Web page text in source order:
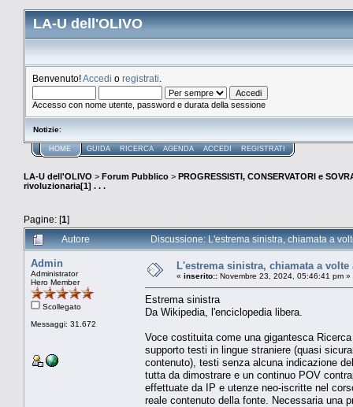
LA-U dell'OLIVO
Benvenuto!Accedi o registrati
Accesso con nome utente, password e durata della sessione
Notizie:
HOME GUIDA RICERCA AGENDA ACCEDI REGISTRATI
LA-U dell'OLIVO > Forum Pubblico > PROGRESSISTI, CONSERVATORI e
rivoluzionaria[1] . . .
Pagine: [1]
Autore
Discussione: L'estrema sinistra, chiamata a
Admin
Administrator
Hero Member
Scollegato
Messaggi: 31.672
L'estrema sinistra, chiamata a
« inserito:: Novembre 23, 2024, 05:46:41 pm »
Estrema sinistra
Da Wikipedia, l'enciclopedia libera.
Voce costituita come una gigantesca
supporto testi in lingue straniere (quasi
contenuto), testi senza alcuna indicazione
tutta da dimostrare e un continuo POV
effettuate da IP e utenze neo-iscritte nel
reale contenuto della fonte. Necessaria una